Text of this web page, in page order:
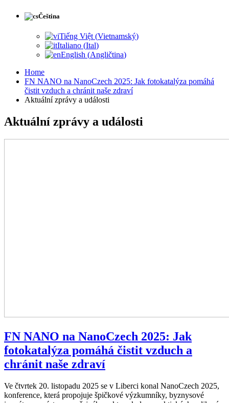
Čeština
Tiếng Việt (Vietnamský)
Italiano (Ital)
English (Angličtina)
Home
FN NANO na NanoCzech 2025: Jak fotokatalýza pomáhá
čistit vzduch a chránit naše zdraví
Aktuální zprávy a události
Aktuální zprávy a události
FN NANO na NanoCzech 2025: Jak
fotokatalýza pomáhá čistit vzduch a
chránit naše zdraví
Ve čtvrtek 20. listopadu 2025 se v Liberci konal NanoCzech 2025,
konference, která propojuje špičkové výzkumníky, byznysové